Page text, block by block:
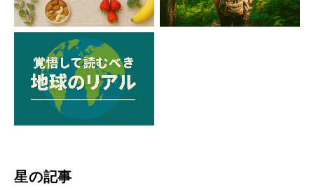
星の記事